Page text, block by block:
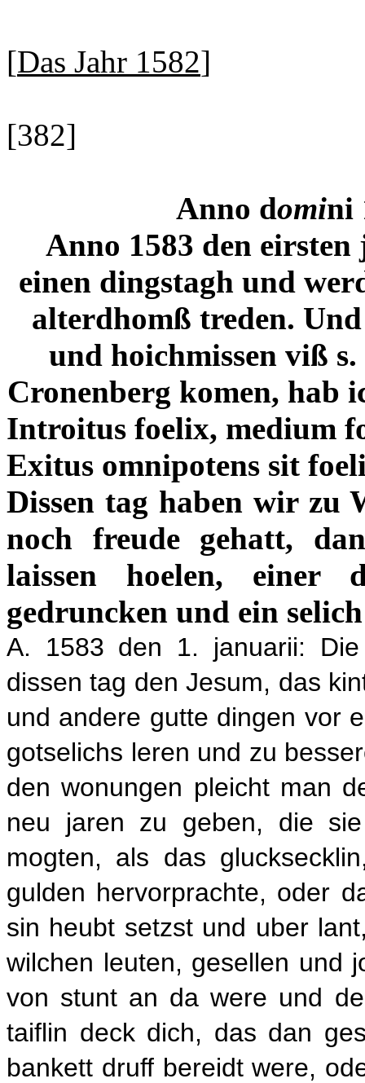
[Das Jahr 1582]
[382]
Anno domini
Anno 1583 den eirsten
einen dingstagh und
alterdhomß treden.
und hoichmissen viß
Cronenberg komen, hab
Introitus foelix, medium
Exitus omnipotens sit
Dissen tag haben wir zu
noch freude gehatt,
laissen hoelen, einer
gedruncken und ein
A. 1583 den 1. januarii:
dissen tag den Jesum, das
und andere gutte dingen vor
gotselichs leren und zu
den wonungen pleicht man
neu jaren zu geben, die
mogten, als das
gulden hervorprachte, oder
sin heubt setzst und uber
wilchen leuten, gesellen und
von stunt an da were und
taiflin deck dich, das dan
bankett druff bereidt were,